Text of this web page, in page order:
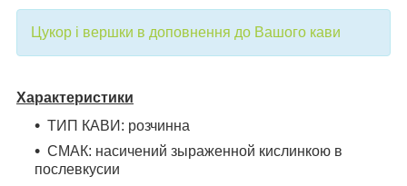
Цукор і вершки в доповнення до Вашого кави
Характеристики
ТИП КАВИ: розчинна
СМАК: насичений зыраженной кислинкою в
послевкусии